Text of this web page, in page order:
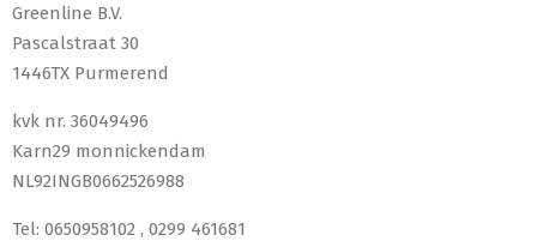
Greenline B.V.
Pascalstraat 30
1446TX Purmerend
kvk nr. 36049496
Karn29 monnickendam
NL92INGB0662526988
Tel: 0650958102 , 0299 461681